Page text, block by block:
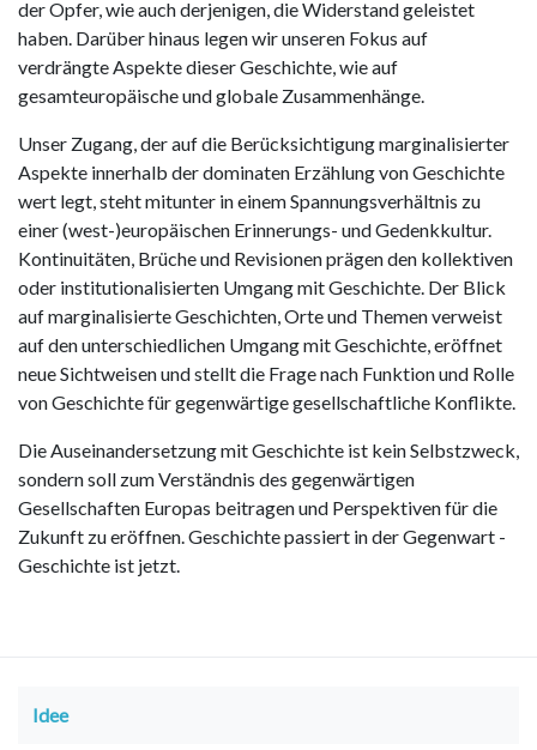
Idee
der Opfer, wie auch derjenigen, die Widerstand geleistet
haben. Darüber hinaus legen wir unseren Fokus auf
verdrängte Aspekte dieser Geschichte, wie auf
gesamteuropäische und globale Zusammenhänge.
Unser Zugang, der auf die Berücksichtigung marginalisierter
Aspekte innerhalb der dominaten Erzählung von Geschichte
wert legt, steht mitunter in einem Spannungsverhältnis zu
einer (west-)europäischen Erinnerungs- und Gedenkkultur.
Kontinuitäten, Brüche und Revisionen prägen den kollektiven
oder institutionalisierten Umgang mit Geschichte. Der Blick
auf marginalisierte Geschichten, Orte und Themen verweist
auf den unterschiedlichen Umgang mit Geschichte, eröffnet
neue Sichtweisen und stellt die Frage nach Funktion und Rolle
von Geschichte für gegenwärtige gesellschaftliche Konflikte.
Die Auseinandersetzung mit Geschichte ist kein Selbstzweck,
sondern soll zum Verständnis des gegenwärtigen
Gesellschaften Europas beitragen und Perspektiven für die
Zukunft zu eröffnen. Geschichte passiert in der Gegenwart -
Geschichte ist jetzt.